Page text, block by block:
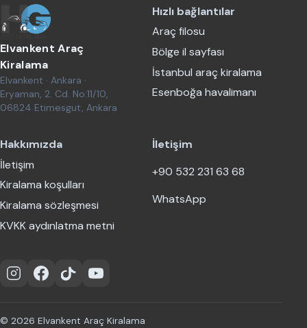
Elvankent Araç
Kiralama
Elvankent · Ankara ·
Eryaman, 2. Cd. No:11/10,
06824 Etimesgut, Ankara
Hızlı bağlantılar
Araç filosu
Bölge il sayfası
İstanbul araç kiralama
Esenboğa havalimanı
Hakkımızda
İletişim
Kiralama koşulları
Kiralama sözleşmesi
KVKK aydınlatma metni
İletişim
+90 532 231 63 68
WhatsApp
InstagramFacebook
TikTokYouTube
© 2026 Elvankent Araç Kiralama